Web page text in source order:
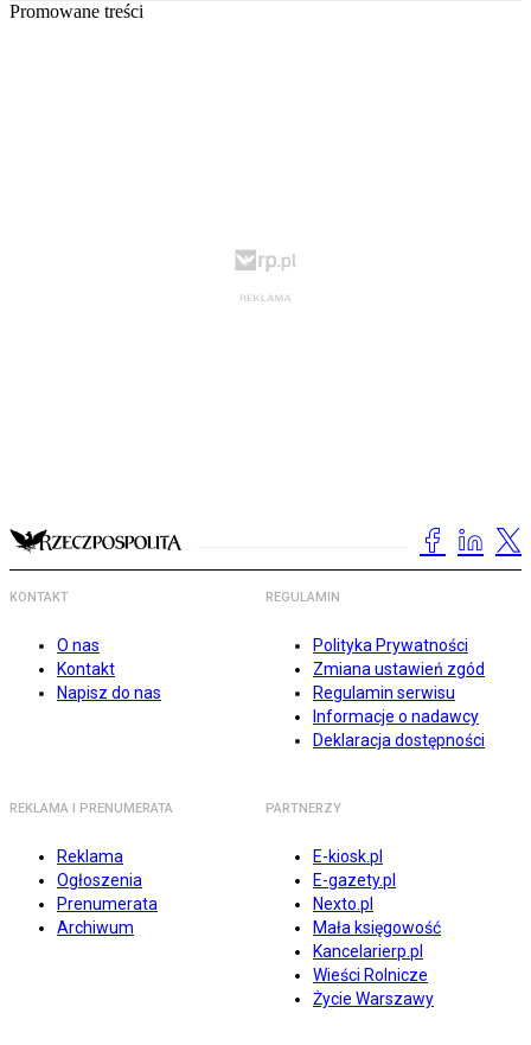
Promowane treści
KONTAKT
O nas
Kontakt
Napisz do nas
REGULAMIN
Polityka Prywatności
Zmiana ustawień zgód
Regulamin serwisu
Informacje o nadawcy
Deklaracja dostępności
REKLAMA I PRENUMERATA
Reklama
Ogłoszenia
Prenumerata
Archiwum
PARTNERZY
E-kiosk.pl
E-gazety.pl
Nexto.pl
Mała księgowość
Kancelarierp.pl
Wieści Rolnicze
Życie Warszawy